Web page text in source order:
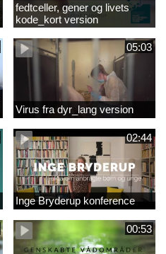
fedtceller, gener og livets
kode_kort version
05:03
Virus fra dyr_lang version
02:44
Inge Bryderup konference
00:53